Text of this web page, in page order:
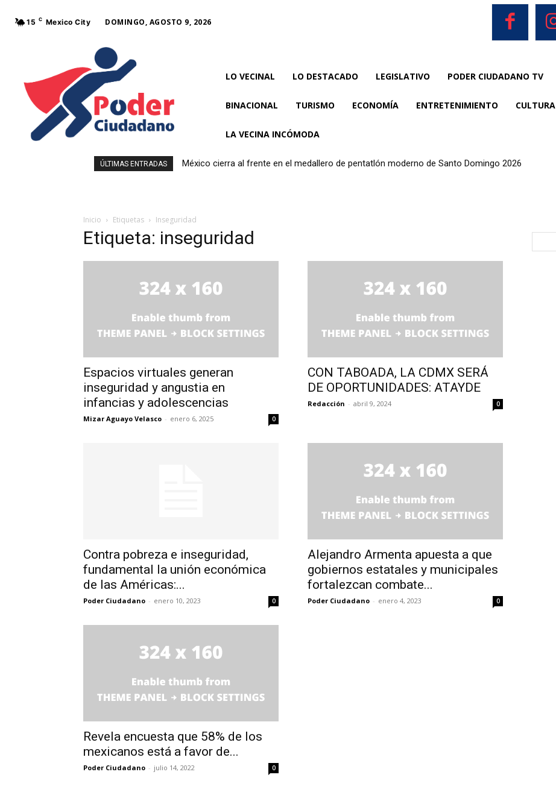
15 C Mexico City DOMINGO, AGOSTO 9, 2026
LO VECINAL LO DESTACADO LEGISLATIVO PODER CIUDADANO TV
BINACIONAL TURISMO ECONOMÍA ENTRETENIMIENTO CULTURA
LA VECINA INCÓMODA
ÚLTIMAS ENTRADAS México cierra al frente en el medallero de pentatlón moderno de Santo Domingo 2026
Inicio Etiquetas Inseguridad
Etiqueta: inseguridad
Espacios virtuales generan
inseguridad y angustia en
infancias y adolescencias
Mizar Aguayo Velasco - enero 6, 2025 0
CON TABOADA, LA CDMX SERÁ
DE OPORTUNIDADES: ATAYDE
Redacción - abril 9, 2024 0
Contra pobreza e inseguridad,
fundamental la unión económica
de las Américas:...
Poder Ciudadano - enero 10, 2023 0
Alejandro Armenta apuesta a que
gobiernos estatales y municipales
fortalezcan combate...
Poder Ciudadano - enero 4, 2023 0
Revela encuesta que 58% de los
mexicanos está a favor de...
Poder Ciudadano - julio 14, 2022 0